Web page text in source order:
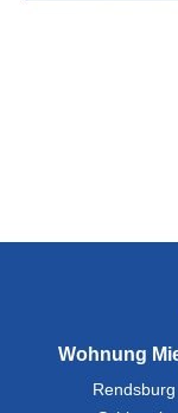
Wohnung
Rendsburg